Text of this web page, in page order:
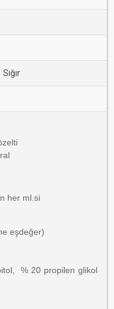
Sığır
her ml.si
eşdeğer)
% 20 propilen glikol